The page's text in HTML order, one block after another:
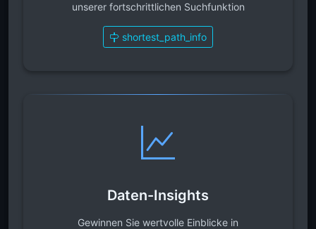
unserer fortschrittlichen Suchfunktion
shortest_path_info
Daten-Insights
Gewinnen Sie wertvolle Einblicke in